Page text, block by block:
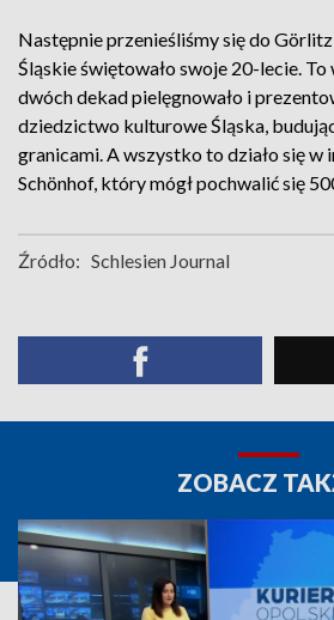
Następnie przenieśliśmy się do
Śląskie świętowało swoje 20-lecie.
dwóch dekad pielęgnowało i
dziedzictwo kulturowe Śląska,
granicami. A wszystko to działo się w
Schönhof, który mógł pochwalić się
Źródło: Schlesien Journal
ZOBACZ